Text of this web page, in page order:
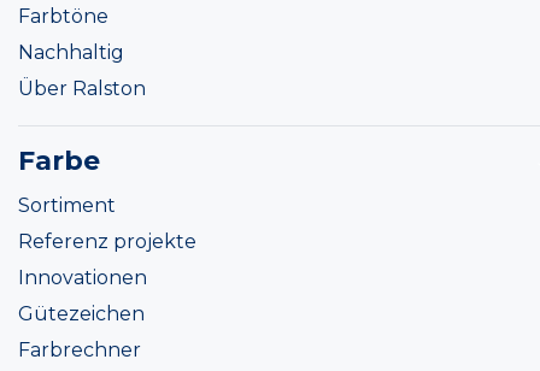
Farbtöne
Nachhaltig
Über Ralston
Farbe
Sortiment
Referenz projekte
Innovationen
Gütezeichen
Farbrechner